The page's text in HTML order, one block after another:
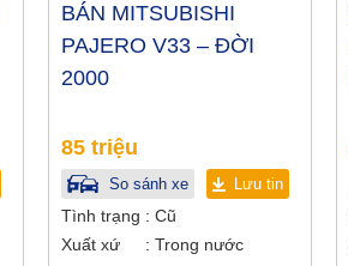
BÁN MITSUBISHI
PAJERO V33 – ĐỜI
2000
85 triệu
So sánh xe Lưu tin
Tình trạng
Cũ
Xuất xứ
Trong nước